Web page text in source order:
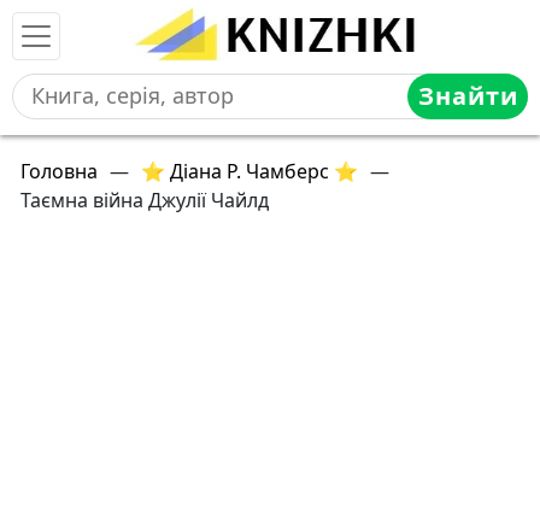
Знайти
Головна — ⭐ Діана Р. Чамберс ⭐ —
Таємна війна Джулії Чайлд